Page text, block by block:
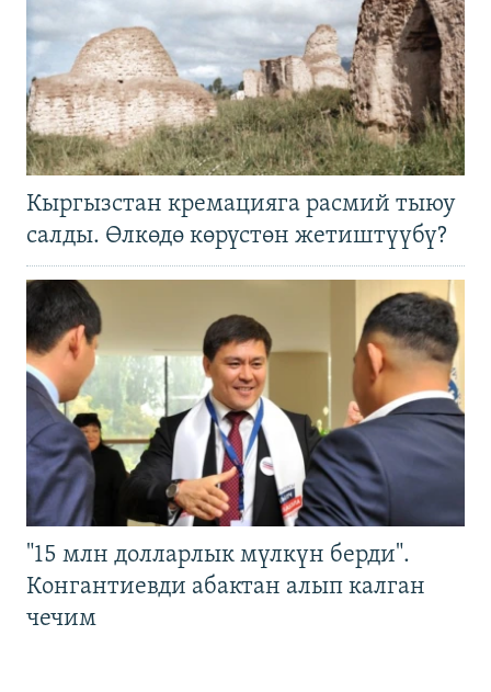
Кыргызстан кремацияга расмий тыюу
салды. Өлкөдө көрүстөн жетиштүүбү?
"15 млн долларлык мүлкүн берди".
Конгантиевди абактан алып калган
чечим